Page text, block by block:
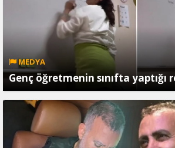
MEDYA
Genç öğretmenin sınıfta yaptığı